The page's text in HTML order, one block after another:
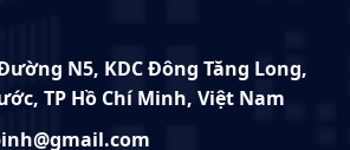
N5, KDC Đông Tăng Long,
TP Hồ Chí Minh, Việt Nam